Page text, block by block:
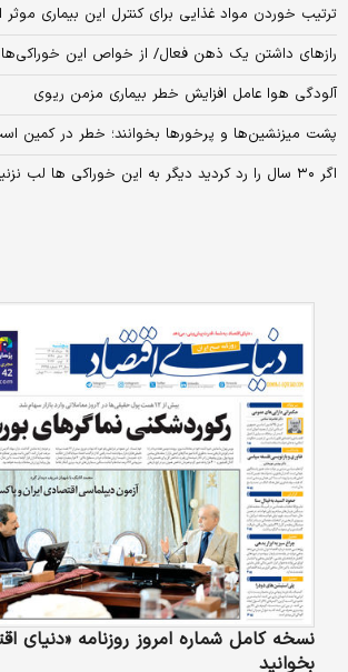
ترتیب خوردن مواد غذایی برای کنترل این بیماری
رازهای داشتن یک ذهن فعال/ از خواص این
آلودگی هوا عامل افزایش خطر بیماری مزمن ریوی
پشت میزنشین‌ها و پرخورها بخوانند؛ خطر در کمین
اگر ۳۰ سال را رد کردید دیگر به این خوراکی ها لب نزنید
نسخه کامل شماره امروز روزنامه «دنیای‌
بخوانید